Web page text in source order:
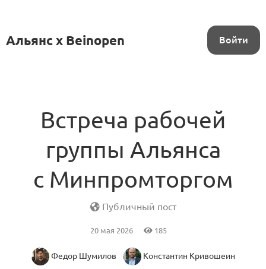
Альянс x Beinopen Войти
Встреча рабочей
группы Альянса
с Минпромторгом
Публичный пост
20 мая 2026 185
Федор Шумилов Константин Кривошеин